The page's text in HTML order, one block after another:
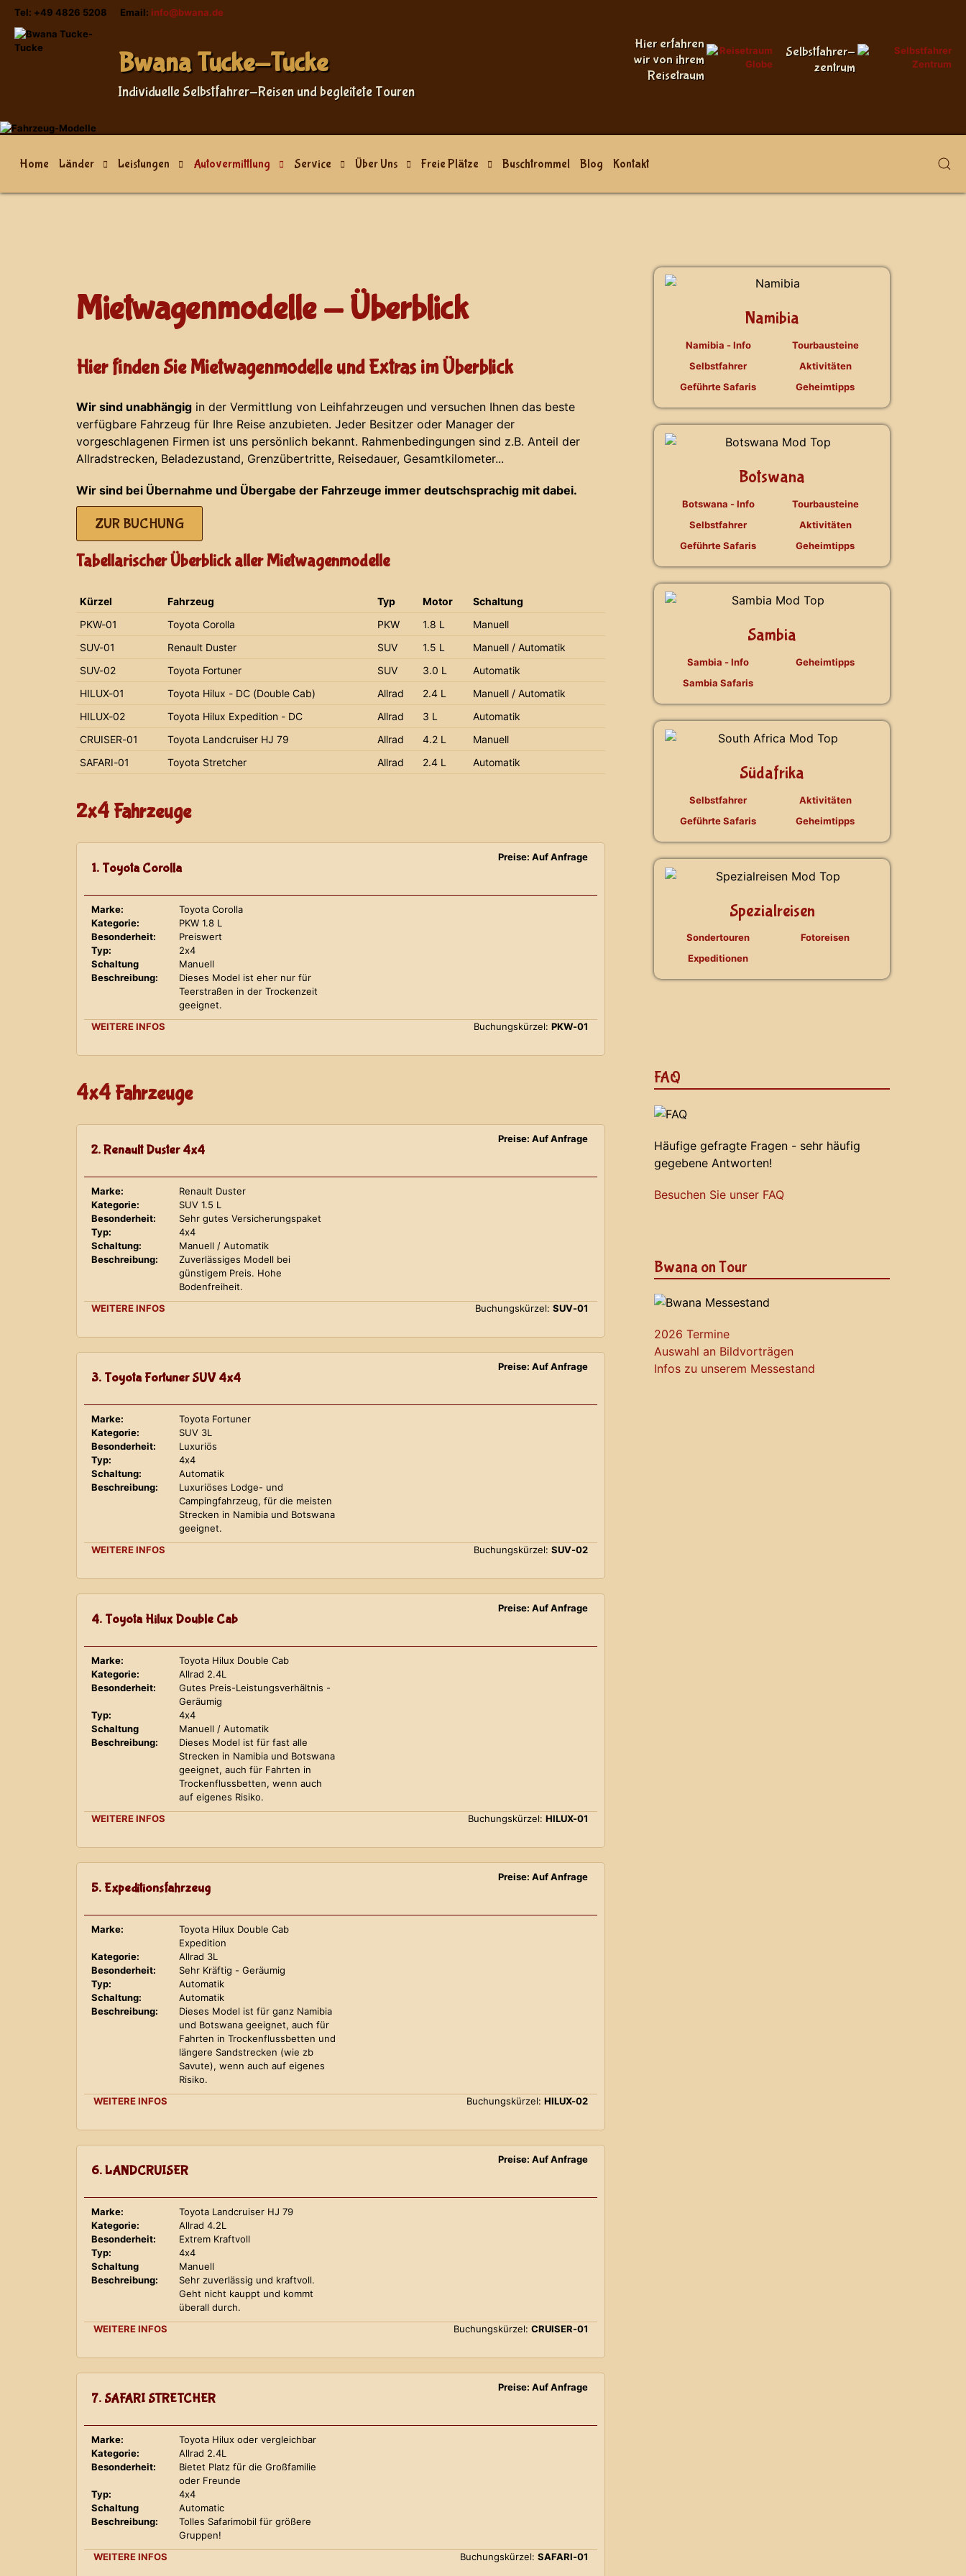
Tel: +49 4826 5208 Email: info@bwana.de
Bwana Tucke-Tucke
Individuelle Selbstfahrer-Reisen und begleitete Touren
Hier erfahren
wir von ihrem
Reisetraum
Selbstfahrer-
zentrum
Home Länder Leistungen Autovermittlung Service Über Uns Freie Plätze Buschtrommel Blog Kontakt
Mietwagenmodelle - Überblick
Hier finden Sie Mietwagenmodelle und Extras im Überblick
Wir sind unabhängig in der Vermittlung von Leihfahrzeugen und versuchen Ihnen das beste
verfügbare Fahrzeug für Ihre Reise anzubieten. Jeder Besitzer oder Manager der
vorgeschlagenen Firmen ist uns persönlich bekannt. Rahmenbedingungen sind z.B. Anteil der
Allradstrecken, Beladezustand, Grenzübertritte, Reisedauer, Gesamtkilometer...
Wir sind bei Übernahme und Übergabe der Fahrzeuge immer deutschsprachig mit dabei.
ZUR BUCHUNG
Tabellarischer Überblick aller Mietwagenmodelle
Kürzel Fahrzeug Typ Motor
Schaltung
PKW-01
Toyota Corolla PKW 1.8 L
Manuell
SUV-01
Renault Duster SUV 1.5 L
Manuell / Automatik
SUV-02
Toyota Fortuner SUV 3.0 L
Automatik
HILUX-01
Toyota Hilux - DC (Double Cab) Allrad 2.4 L
Manuell / Automatik
HILUX-02
Toyota Hilux Expedition - DC Allrad 3 L
Automatik
CRUISER-01
Toyota Landcruiser HJ 79 Allrad 4.2 L
Manuell
SAFARI-01
Toyota Stretcher Allrad 2.4 L Automatik
2x4 Fahrzeuge
1. Toyota Corolla
Preise: Auf Anfrage
Marke:
Toyota Corolla
Kategorie:
PKW 1.8 L
Besonderheit:
Preiswert
Typ:
2x4
Schaltung
Manuell
Beschreibung:
Dieses Model ist eher nur für
Teerstraßen in der Trockenzeit
geeignet.
WEITERE INFOS
Buchungskürzel: PKW-01
4x4 Fahrzeuge
2. Renault Duster 4x4
Preise: Auf Anfrage
Marke:
Renault Duster
Kategorie:
SUV 1.5 L
Besonderheit:
Sehr gutes Versicherungspaket
Typ:
4x4
Schaltung:
Manuell / Automatik
Beschreibung:
Zuverlässiges Modell bei
günstigem Preis. Hohe
Bodenfreiheit.
WEITERE INFOS
Buchungskürzel: SUV-01
3. Toyota Fortuner SUV 4x4
Preise: Auf Anfrage
Marke:
Toyota Fortuner
Kategorie:
SUV 3L
Besonderheit:
Luxuriös
Typ:
4x4
Schaltung:
Automatik
Beschreibung:
Luxuriöses Lodge- und
Campingfahrzeug, für die meisten
Strecken in Namibia und Botswana
geeignet.
WEITERE INFOS
Buchungskürzel: SUV-02
4. Toyota Hilux Double Cab
Preise: Auf Anfrage
Marke:
Toyota Hilux Double Cab
Kategorie:
Allrad 2.4L
Besonderheit:
Gutes Preis-Leistungsverhältnis -
Geräumig
Typ:
4x4
Schaltung
Manuell / Automatik
Beschreibung:
Dieses Model ist für fast alle
Strecken in Namibia und Botswana
geeignet, auch für Fahrten in
Trockenflussbetten, wenn auch
auf eigenes Risiko.
WEITERE INFOS
Buchungskürzel: HILUX-01
5. Expeditionsfahrzeug
Preise: Auf Anfrage
Marke:
Toyota Hilux Double Cab
Expedition
Kategorie:
Allrad 3L
Besonderheit:
Sehr Kräftig - Geräumig
Typ:
Automatik
Schaltung:
Automatik
Beschreibung:
Dieses Model ist für ganz Namibia
und Botswana geeignet, auch für
Fahrten in Trockenflussbetten und
längere Sandstrecken (wie zb
Savute), wenn auch auf eigenes
Risiko.
WEITERE INFOS
Buchungskürzel: HILUX-02
6. LANDCRUISER
Preise: Auf Anfrage
Marke:
Toyota Landcruiser HJ 79
Kategorie:
Allrad 4.2L
Besonderheit:
Extrem Kraftvoll
Typ:
4x4
Schaltung
Manuell
Beschreibung:
Sehr zuverlässig und kraftvoll.
Geht nicht kauppt und kommt
überall durch.
WEITERE INFOS
Buchungskürzel: CRUISER-01
7. SAFARI STRETCHER
Preise: Auf Anfrage
Marke:
Toyota Hilux oder vergleichbar
Kategorie:
Allrad 2.4L
Besonderheit:
Bietet Platz für die Großfamilie
oder Freunde
Typ:
4x4
Schaltung
Automatic
Beschreibung:
Tolles Safarimobil für größere
Gruppen!
WEITERE INFOS
Buchungskürzel: SAFARI-01
Namibia
Namibia - Info
Selbstfahrer
Geführte Safaris
Tourbausteine
Aktivitäten
Geheimtipps
Botswana
Botswana - Info
Selbstfahrer
Geführte Safaris
Tourbausteine
Aktivitäten
Geheimtipps
Sambia
Sambia - Info
Sambia Safaris
Geheimtipps
Südafrika
Selbstfahrer
Geführte Safaris
Aktivitäten
Geheimtipps
Spezialreisen
Sondertouren
Expeditionen
Fotoreisen
FAQ
Häufige gefragte Fragen - sehr häufig
gegebene Antworten!
Besuchen Sie unser FAQ
Bwana on Tour
2026 Termine
Auswahl an Bildvorträgen
Infos zu unserem Messestand